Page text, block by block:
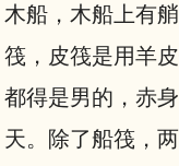
木船，木船上有
筏，皮筏是用羊
都得是男的，赤
天。除了船筏，